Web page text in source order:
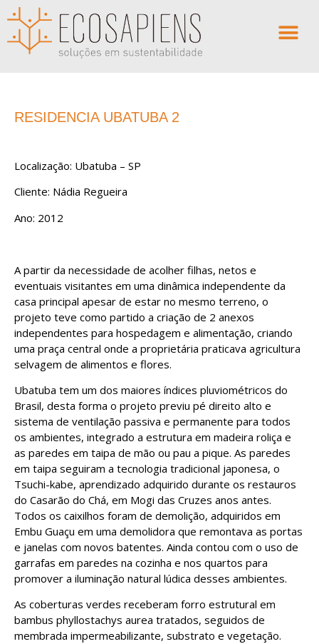
RESIDENCIA UBATUBA 2
Localização: Ubatuba – SP
Cliente: Nádia Regueira
Ano: 2012
A partir da necessidade de acolher filhas, netos e
eventuais visitantes em uma dinâmica independente da
casa principal apesar de estar no mesmo terreno, o
projeto teve como partido a criação de 2 anexos
independentes para hospedagem e alimentação, criando
uma praça central onde a proprietária praticava agricultura
selvagem de alimentos e flores.
Ubatuba tem um dos maiores índices pluviométricos do
Brasil, desta forma o projeto previu pé direito alto e
sistema de ventilação passiva e permanente para todos
os ambientes, integrado a estrutura em madeira roliça e
as paredes em taipa de mão ou pau a pique. As paredes
em taipa seguiram a tecnologia tradicional japonesa, o
Tsuchi-kabe, aprendizado adquirido durante os restauros
do Casarão do Chá, em Mogi das Cruzes anos antes.
Todos os caixilhos foram de demolição, adquiridos em
Embu Guaçu em uma demolidora que remontava as portas
e janelas com novos batentes. Ainda contou com o uso de
garrafas em paredes na cozinha e nos quartos para
promover a iluminação natural lúdica desses ambientes.
As coberturas verdes receberam forro estrutural em
bambus phyllostachys aurea tratados, seguidos de
membrada impermeabilizante, substrato e vegetação.